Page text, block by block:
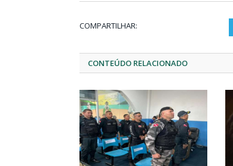
COMPARTILHAR:
CONTEÚDO RELACIONADO